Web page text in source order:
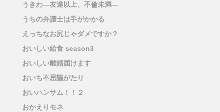
うきわ―友達以上、不倫未満―
うちの弁護士は手がかかる
えっちなお尻じゃダメですか？
おいしい給食 season3
おいしい離婚届けます
おいち不思議がたり
おいハンサム！！２
おかえりモネ